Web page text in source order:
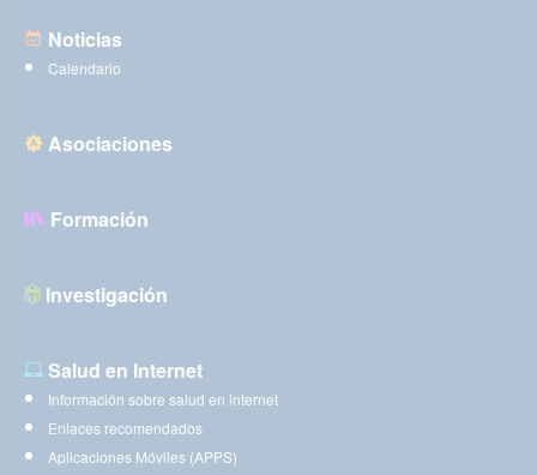
Noticias
Calendario
Asociaciones
Formación
Investigación
Salud en Internet
Información sobre salud en internet
Enlaces recomendados
Aplicaciones Móviles (APPS)